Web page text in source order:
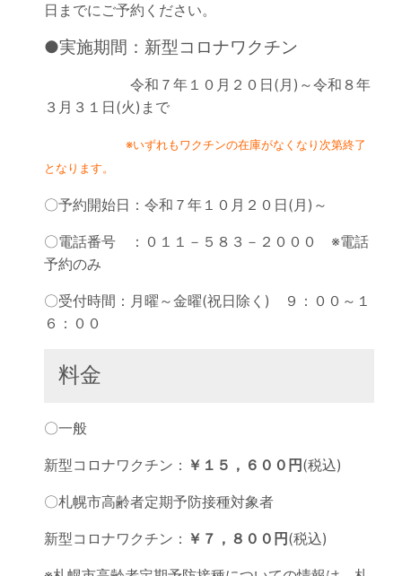
日までにご予約ください。
●実施期間：新型コロナワクチン
令和７年１０月２０日(月)～令和８年
３月３１日(火)まで
※いずれもワクチンの在庫がなくなり次第終了
となります。
〇予約開始日：令和７年１０月２０日(月)～
〇電話番号 ：０１１－５８３－２０００ ※電話
予約のみ
〇受付時間：月曜～金曜(祝日除く) ９：００～１
６：００
料金
〇一般
新型コロナワクチン： ￥１５，６００円 (税込)
〇札幌市高齢者定期予防接種対象者
新型コロナワクチン： ￥７，８００円 (税込)